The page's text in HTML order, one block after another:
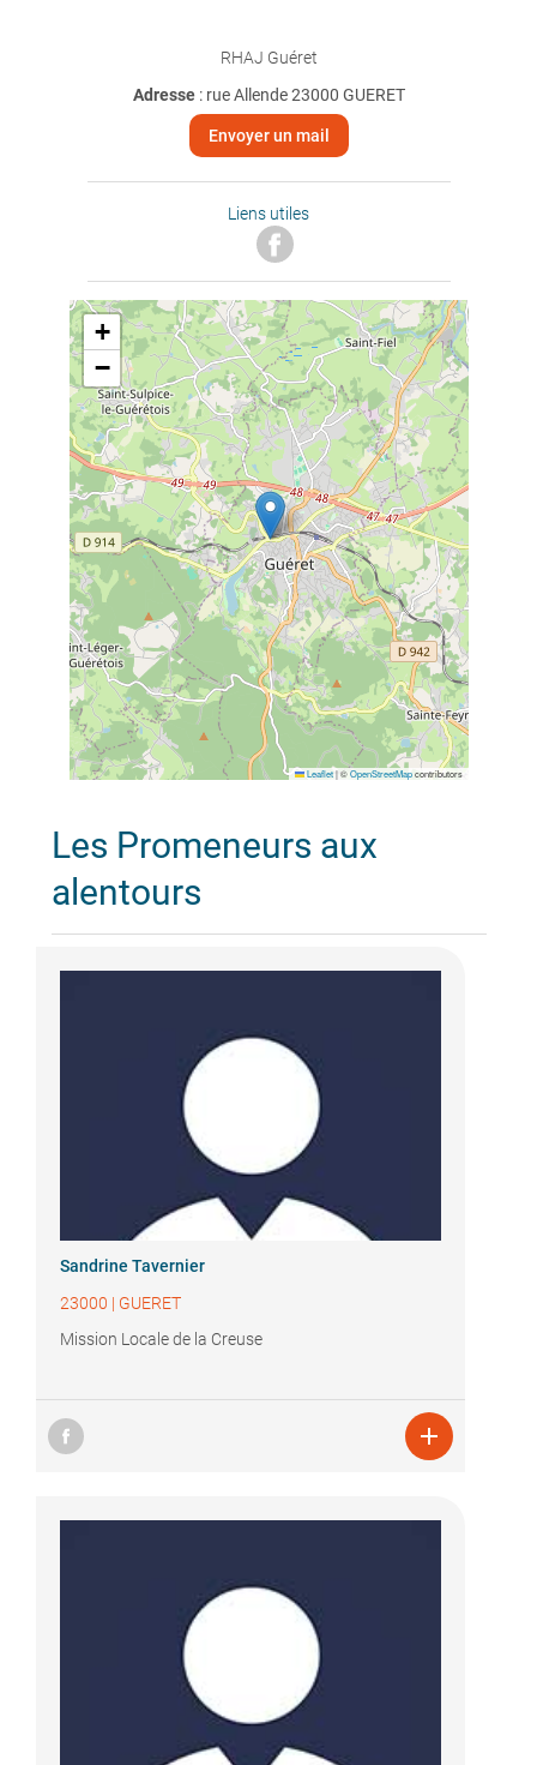
RHAJ Guéret
Adresse : rue Allende 23000 GUERET
Envoyer un mail
Liens utiles
+
−
Leaflet |©OpenStreetMapcontributors
Les Promeneurs aux
alentours
Sandrine Tavernier
23000 | GUERET
Mission Locale de la Creuse
